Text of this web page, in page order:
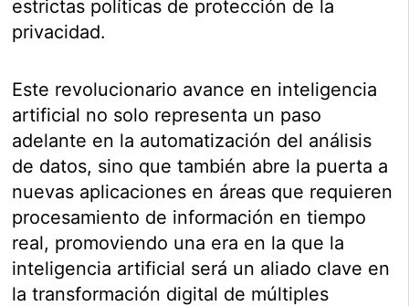
estrictas políticas de protección de la
privacidad.
Este revolucionario avance en inteligencia
artificial no solo representa un paso
adelante en la automatización del análisis
de datos, sino que también abre la puerta a
nuevas aplicaciones en áreas que requieren
procesamiento de información en tiempo
real, promoviendo una era en la que la
inteligencia artificial será un aliado clave en
la transformación digital de múltiples